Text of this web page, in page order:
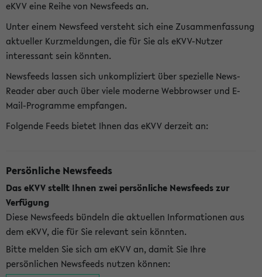
eKVV eine Reihe von Newsfeeds an.
Unter einem Newsfeed versteht sich eine Zusammenfassung
aktueller Kurzmeldungen, die für Sie als eKVV-Nutzer
interessant sein könnten.
Newsfeeds lassen sich unkompliziert über spezielle News-
Reader aber auch über viele moderne Webbrowser und E-
Mail-Programme empfangen.
Folgende Feeds bietet Ihnen das eKVV derzeit an:
Persönliche Newsfeeds
Das eKVV stellt Ihnen zwei persönliche Newsfeeds zur
Verfügung
Diese Newsfeeds bündeln die aktuellen Informationen aus
dem eKVV, die für Sie relevant sein könnten.
Bitte melden Sie sich am eKVV an, damit Sie Ihre
persönlichen Newsfeeds nutzen können: